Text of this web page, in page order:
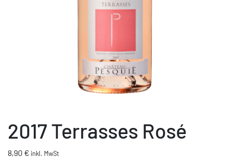
2017 Terrasses Rosé
8,90 € inkl. MwSt